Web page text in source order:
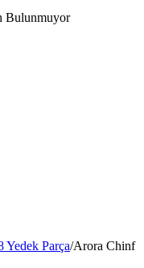
Bulunmuyor
Parça/Arora Chinf